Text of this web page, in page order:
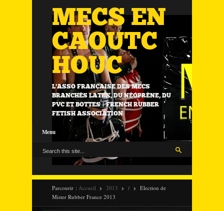
MECS EN
CAOUTC
HOUC
L'ASSO FRANÇAISE DES MECS
BRANCHÉS LATEX, DU NÉOPRÈNE, DU
PVC ET BOTTES | FRENCH RUBBER
FETISH ASSOCIATION
Menu
Parcourir : Accueil 2013 f
Election de
Mister Rubber France 2013